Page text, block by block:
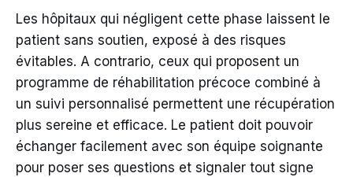
Les hôpitaux qui négligent cette phase laissent le
patient sans soutien, exposé à des risques
évitables. A contrario, ceux qui proposent un
programme de réhabilitation précoce combiné à
un suivi personnalisé permettent une récupération
plus sereine et efficace. Le patient doit pouvoir
échanger facilement avec son équipe soignante
pour poser ses questions et signaler tout signe